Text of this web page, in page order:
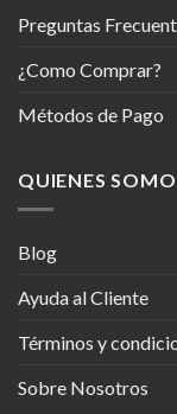
Preguntas
¿Como Comprar?
Métodos de Pago
QUIENES
Blog
Ayuda al Cliente
Términos y
Sobre Nosotros